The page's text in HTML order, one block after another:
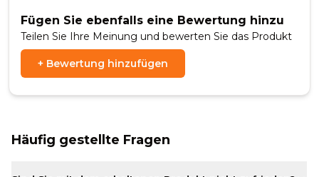
Fügen Sie ebenfalls eine Bewertung hinzu
Teilen Sie Ihre Meinung und bewerten Sie das Produkt
+ Bewertung hinzufügen
Häufig gestellte Fragen